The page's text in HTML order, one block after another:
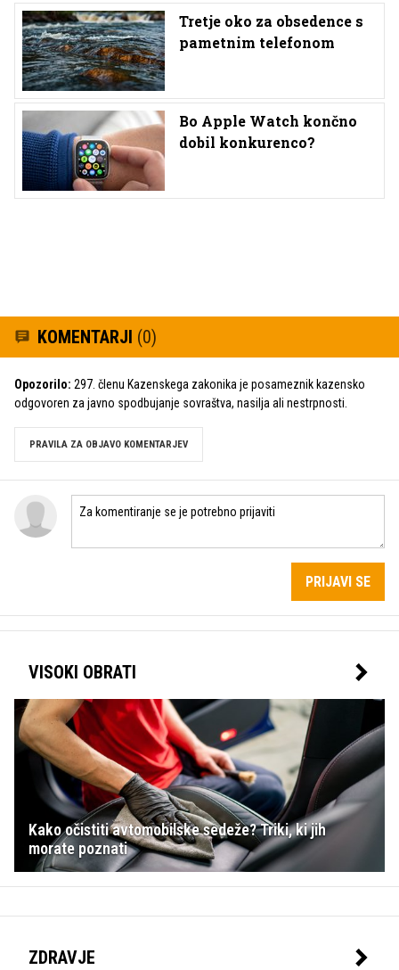
Tretje oko za obsedence s
pametnim telefonom
Bo Apple Watch končno
dobil konkurenco?
KOMENTARJI (0)
Opozorilo: 297. členu Kazenskega zakonika je posameznik kazensko
odgovoren za javno spodbujanje sovraštva, nasilja ali nestrpnosti.
PRAVILA ZA OBJAVO KOMENTARJEV
PRIJAVI SE
VISOKI OBRATI
Kako očistiti avtomobilske sedeže? Triki, ki jih
morate poznati
ZDRAVJE